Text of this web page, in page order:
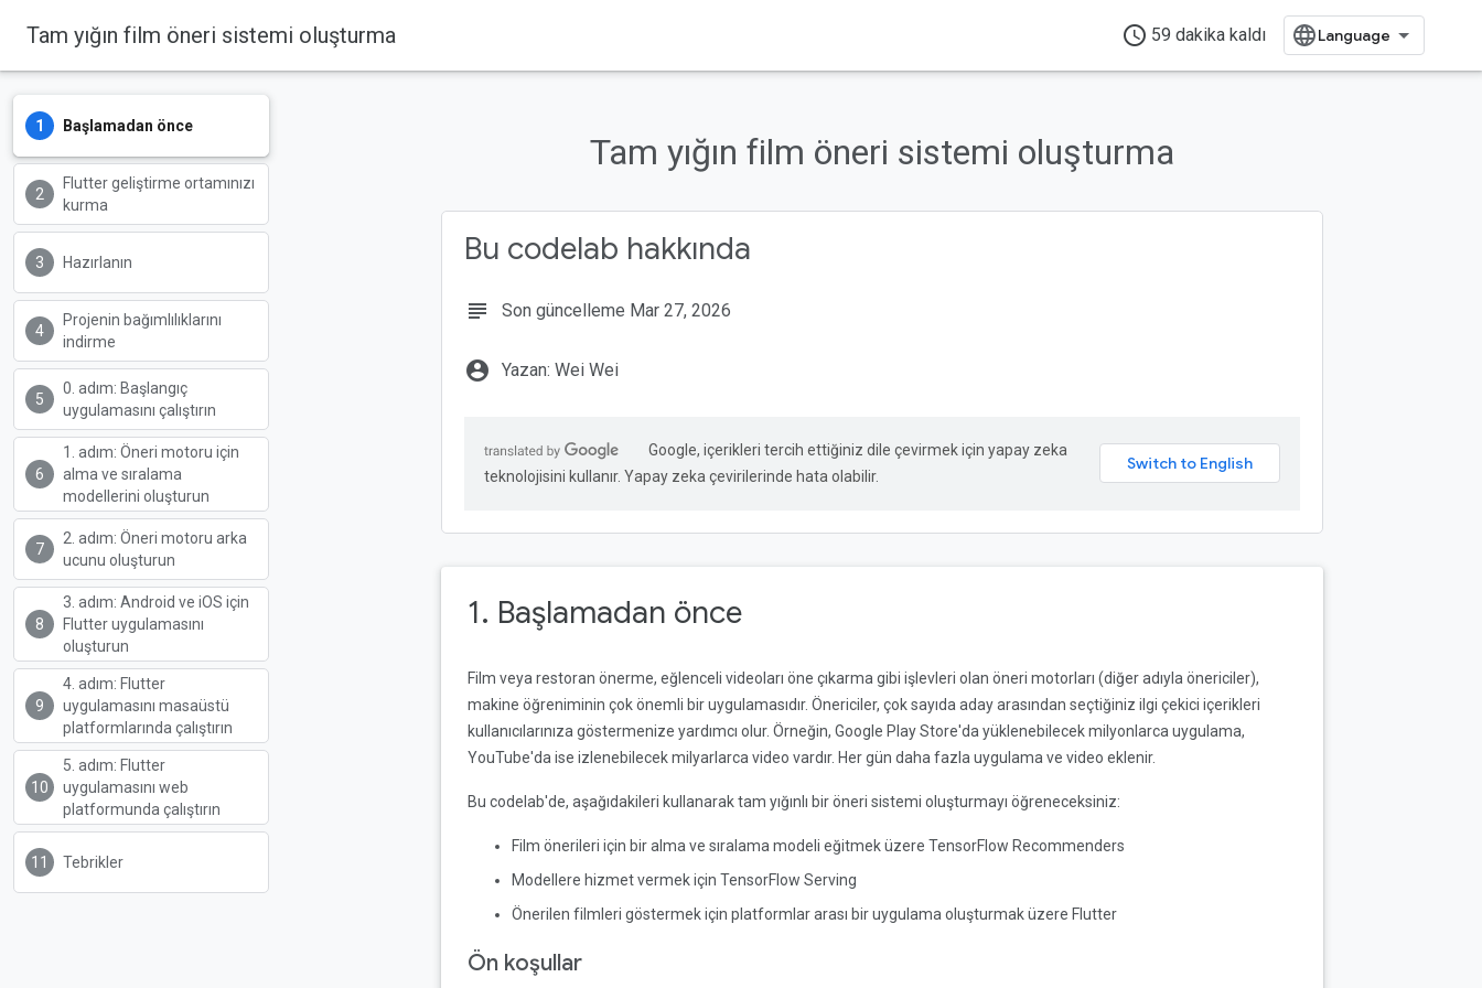
Tam yığın film öneri sistemi oluşturma access_time 59 dakika kaldı
Başlamadan önce
Flutter geliştirme ortamınızı
kurma
Hazırlanın
Projenin bağımlılıklarını
indirme
0. adım: Başlangıç
uygulamasını çalıştırın
1. adım: Öneri motoru için
alma ve sıralama
modellerini oluşturun
2. adım: Öneri motoru arka
ucunu oluşturun
3. adım: Android ve iOS için
Flutter uygulamasını
oluşturun
4. adım: Flutter
uygulamasını masaüstü
platformlarında çalıştırın
5. adım: Flutter
uygulamasını web
platformunda çalıştırın
Tebrikler
Tam yığın film öneri sistemi oluşturma
Bu codelab hakkında
subject Son güncelleme Mar 27, 2026
account_circle Yazan: Wei Wei
Google, içerikleri tercih ettiğiniz dile çevirmek için yapay zeka
teknolojisini kullanır. Yapay zeka çevirilerinde hata olabilir.
1. Başlamadan önce
Film veya restoran önerme, eğlenceli videoları öne çıkarma gibi işlevleri olan öneri motorları (diğer adıyla önericiler),
makine öğreniminin çok önemli bir uygulamasıdır. Önericiler, çok sayıda aday arasından seçtiğiniz ilgi çekici içerikleri
kullanıcılarınıza göstermenize yardımcı olur. Örneğin, Google Play Store'da yüklenebilecek milyonlarca uygulama,
YouTube'da ise izlenebilecek milyarlarca video vardır. Her gün daha fazla uygulama ve video eklenir.
Bu codelab'de, aşağıdakileri kullanarak tam yığınlı bir öneri sistemi oluşturmayı öğreneceksiniz:
Film önerileri için bir alma ve sıralama modeli eğitmek üzere TensorFlow Recommenders
Modellere hizmet vermek için TensorFlow Serving
Önerilen filmleri göstermek için platformlar arası bir uygulama oluşturmak üzere Flutter
Ön koşullar